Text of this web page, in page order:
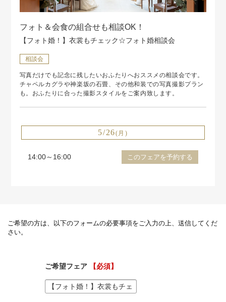
フォト＆会食の組合せも相談OK！
【フォト婚！】衣裳もチェック☆フォト婚相談会
相談会
写真だけでも記念に残したいおふたりへおススメの相談会です。
チャペルカグラや神楽坂の石畳、その他和装での写真撮影プラン
も。おふたりに合った撮影スタイルをご案内致します。
5/26(月)
14:00～16:00 このフェアを予約する